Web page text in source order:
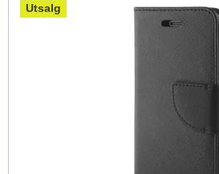
Utsalg